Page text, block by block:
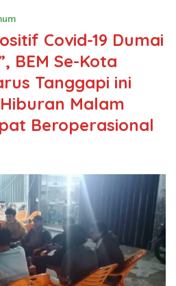
Covid-19 Dumai
BEM Se-Kota
Tanggapi ini
Malam
Beroperasional